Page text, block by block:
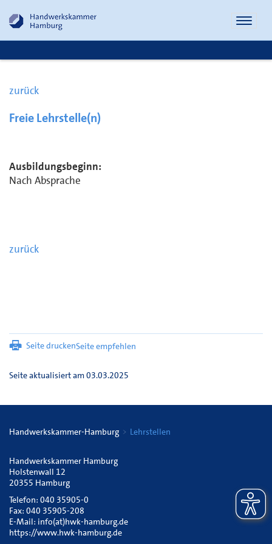
zurück
Freie Lehrstelle(n)
Ausbildungsbeginn:
Nach Absprache
zurück
Seite druckenSeite empfehlen
Seite aktualisiert am 03.03.2025
Handwerkskammer-Hamburg Lehrstellen
Handwerkskammer Hamburg
Holstenwall 12
20355 Hamburg
Telefon: 040 35905-0
Fax: 040 35905-208
E-Mail: info(at)hwk-hamburg.de
https://www.hwk-hamburg.de